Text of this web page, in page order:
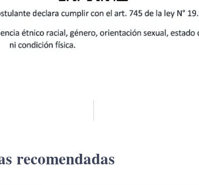
recomendadas